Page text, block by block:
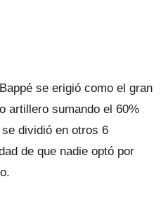
se erigió como el gran
artillero sumando el 60%
dividió en otros 6
de que nadie optó por